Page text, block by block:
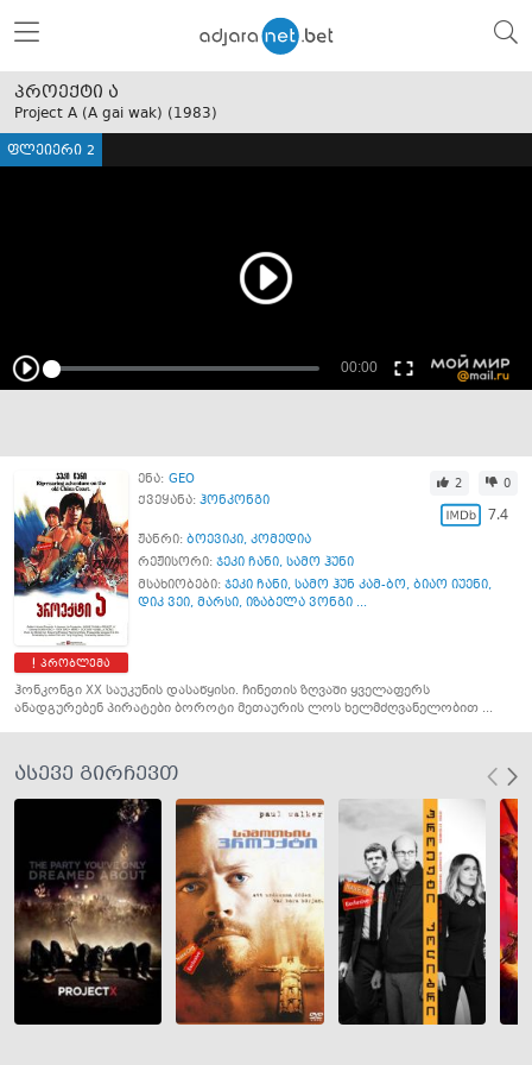
პროექტი ა
Project A (A gai wak) (1983)
ფლეიერი 2
პრობლემა
ენა: GEO
ქვეყანა: ჰონკონგი
2 0
7.4
ჟანრი: ბოევიკი, კომედია
რეჟისორი: ჯეკი ჩანი, სამო ჰუნი
მსახიობები: ჯეკი ჩანი, სამო ჰუნ კამ-ბო, ბიაო იუენი,
დიკ ვეი, მარსი, იზაბელა ვონგი ...
ჰონკონგი XX საუკუნის დასაწყისი. ჩინეთის ზღვაში ყველაფერს
ანადგურებენ პირატები ბოროტი მეთაურის ლოს ხელმძღვანელობით ...
ასევე გირჩევთ